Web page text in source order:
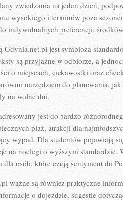
zwiedzania na jeden dzień,
wysokiego i terminów poza
indywidualnych preferencji,
Gdynia.net.pl jest symbioza
są przyjazne w odbiorze, a
o miejscach, ciekawostki oraz
narzędziem do planowania,
na wolne dni.
jest do bardzo
plaż, atrakcji dla
wypad. Dla studentów pojawiają
na noclegi o wyższym standardzie.
dla osób, które czują sentyment do
ważne są również praktyczne
o dojeździe, sugestie